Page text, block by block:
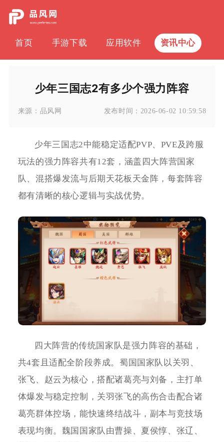
首页 手游下载 应用软件 资讯中心
少年三国志2有多少个强力阵容
来源： 品风网 发布时间： 2026-06-02 10:59:58
少年三国志2中能稳定适配PVP、PVE及跨服
玩法的强力阵容共有12套，涵盖四大阵营国家
队、混搭爆发流与后期天花板天金阵，每套阵容
都有清晰的核心逻辑与实战优势。
四大阵营的传统国家队是强力阵容的基础，
共4套且适配全阶段养成。蜀国国家队以关羽、
张飞、赵云为核心，搭配诸葛亮与刘备，主打单
体爆发与稳定控制，关羽张飞的高伤合击配合诸
葛亮群体控场，能快速终结战斗，副本与竞技场
表现均衡。魏国国家队由曹操、夏侯惇、张辽、